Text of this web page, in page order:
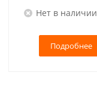
Нет в наличии
Подробнее